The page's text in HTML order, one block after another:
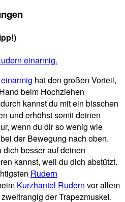
hat den großen Vorteil,
beim Hochziehen
kannst du mit ein bisschen
und erhöhst somit deinen
wenn du dir so wenig wie
der Bewegung nach oben.
dich besser auf deinen
kannst, weil du dich abstützt.
Rudern
Kurzhantel Rudern vor allem
der Trapezmuskel.